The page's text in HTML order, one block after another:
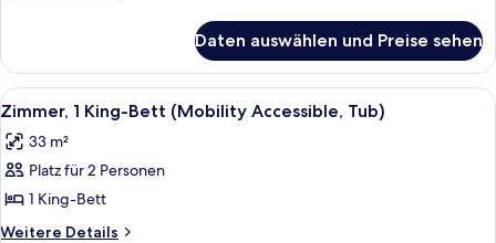
In
Shower)
anzeigen
2 Queen-
Betten
(Mobility
Roll-
In
Daten auswählen und Preise sehen
Alle
Fotos
für
Zimmer,
1 King-
Bett
Ein Hotelzimmer mit einem großen
3
Zimmer, 1 King-Bett (Mobility Accessible, Tub)
33 m²
Platz für 2 Personen
1 King-Bett
Weitere Details
Weitere